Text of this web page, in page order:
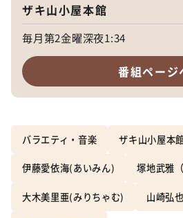
ザキ山小屋本館
毎月第2金曜深夜1:34
番組ページ
バラエティ・音楽 ザキ山小屋本
伊藤愛依海(あいみん) 塚地武雅
大木美里亜(みりちゃむ) 山崎弘